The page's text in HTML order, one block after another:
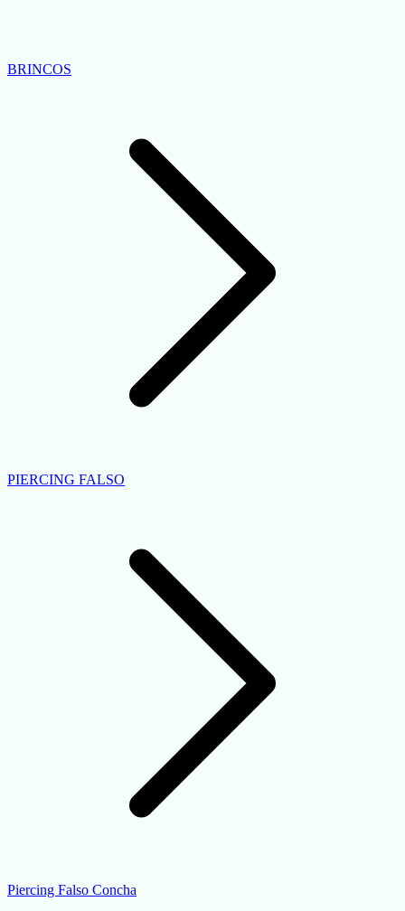
BRINCOS
PIERCING FALSO
Piercing Falso Concha